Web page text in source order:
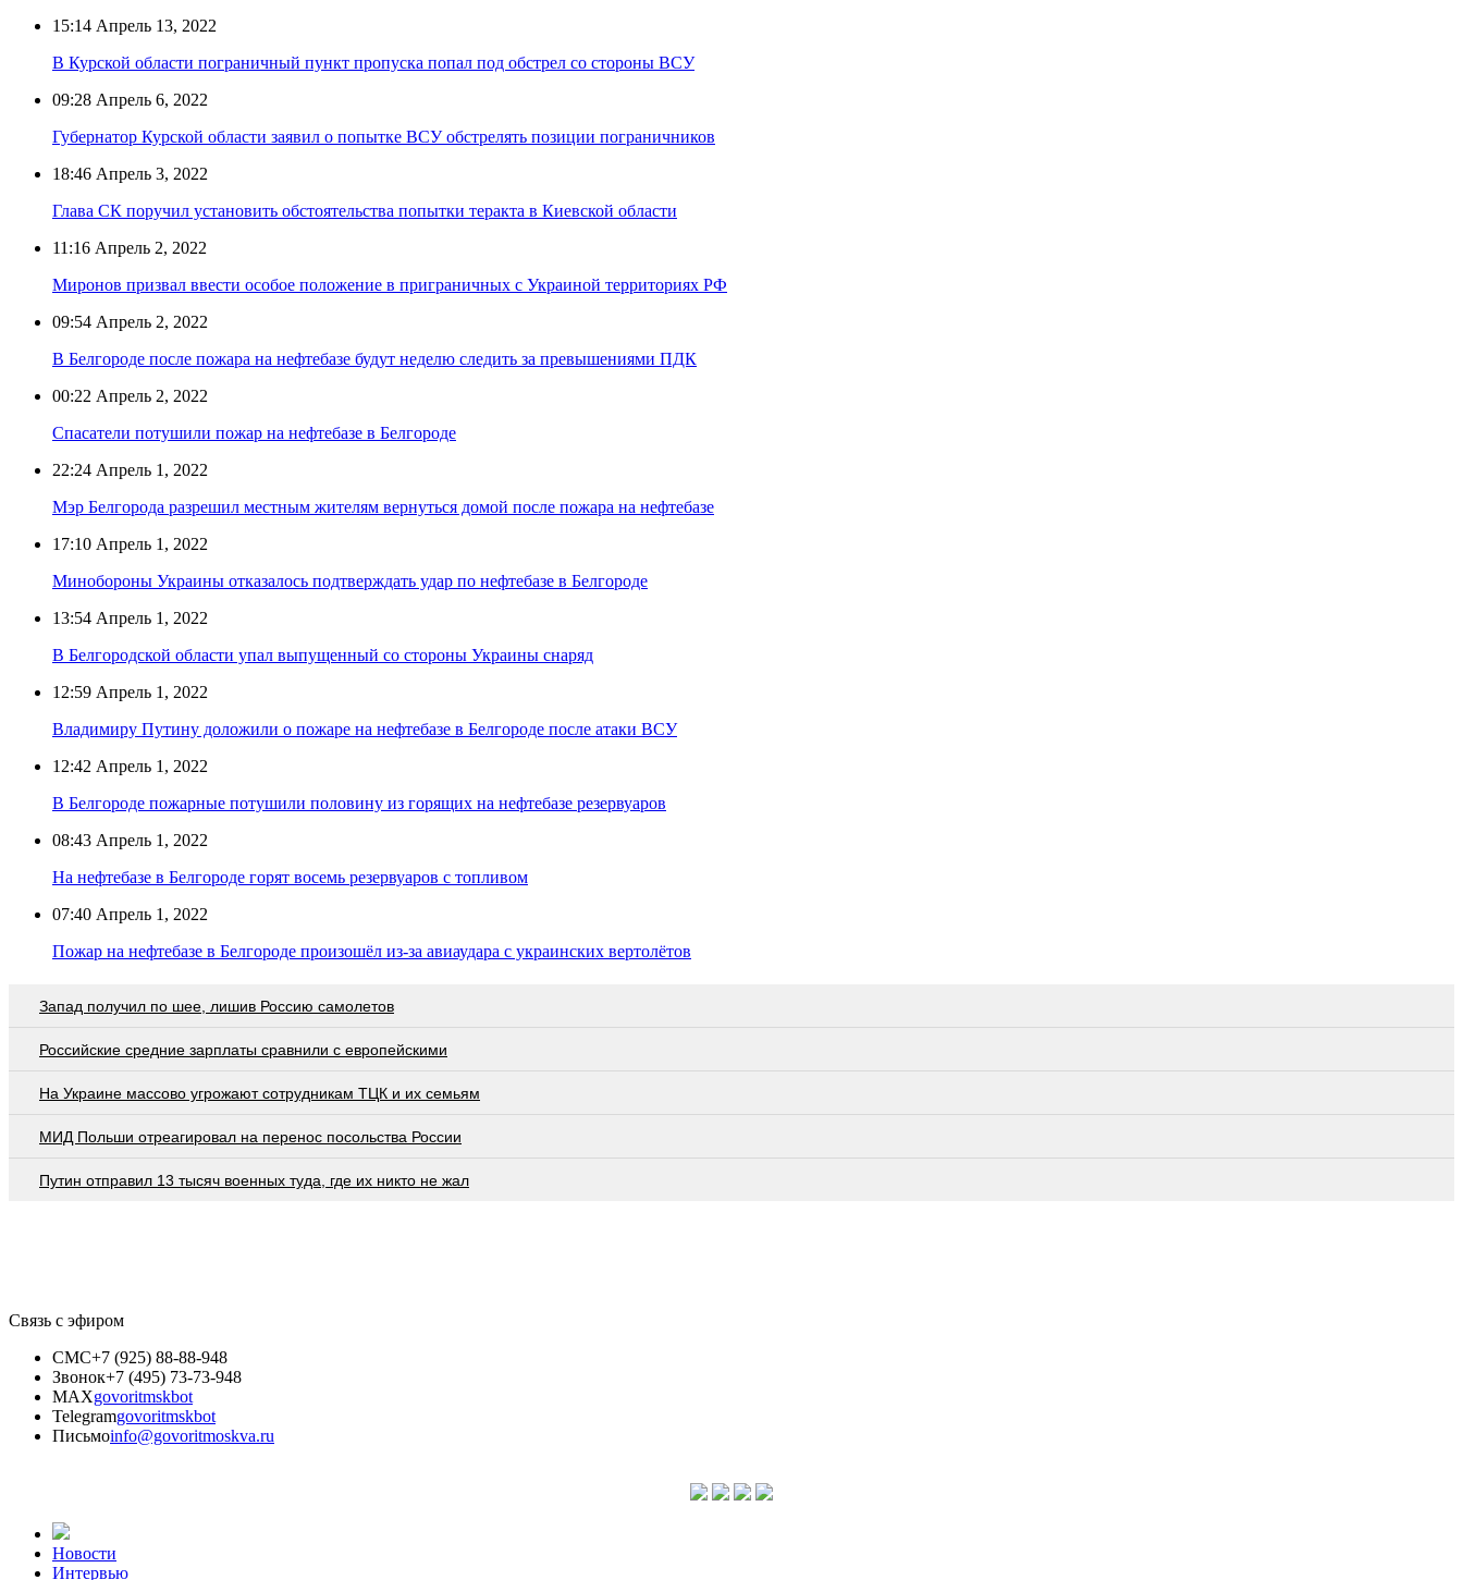
15:14 Апрель 13, 2022
В Курской области пограничный пункт пропуска попал под обстрел со стороны ВСУ
09:28 Апрель 6, 2022
Губернатор Курской области заявил о попытке ВСУ обстрелять позиции пограничников
18:46 Апрель 3, 2022
Глава СК поручил установить обстоятельства попытки теракта в Киевской области
11:16 Апрель 2, 2022
Миронов призвал ввести особое положение в приграничных с Украиной территориях РФ
09:54 Апрель 2, 2022
В Белгороде после пожара на нефтебазе будут неделю следить за превышениями ПДК
00:22 Апрель 2, 2022
Спасатели потушили пожар на нефтебазе в Белгороде
22:24 Апрель 1, 2022
Мэр Белгорода разрешил местным жителям вернуться домой после пожара на нефтебазе
17:10 Апрель 1, 2022
Минобороны Украины отказалось подтверждать удар по нефтебазе в Белгороде
13:54 Апрель 1, 2022
В Белгородской области упал выпущенный со стороны Украины снаряд
12:59 Апрель 1, 2022
Владимиру Путину доложили о пожаре на нефтебазе в Белгороде после атаки ВСУ
12:42 Апрель 1, 2022
В Белгороде пожарные потушили половину из горящих на нефтебазе резервуаров
08:43 Апрель 1, 2022
На нефтебазе в Белгороде горят восемь резервуаров с топливом
07:40 Апрель 1, 2022
Пожар на нефтебазе в Белгороде произошёл из-за авиаудара с украинских вертолётов
Запад получил по шее, лишив Россию самолетов
Российские средние зарплаты сравнили с европейскими
На Украине массово угрожают сотрудникам ТЦК и их семьям
МИД Польши отреагировал на перенос посольства России
Путин отправил 13 тысяч военных туда, где их никто не жал
Связь с эфиром
СМС+7 (925) 88-88-948
Звонок+7 (495) 73-73-948
MAXgovoritmskbot
Telegramgovoritmskbot
Письмоinfo@govoritmoskva.ru
Новости
Интервью